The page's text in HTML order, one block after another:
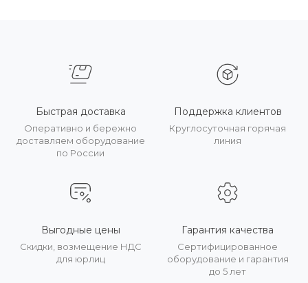
Быстрая доставка
Оперативно и бережно
доставляем оборудование
по России
Поддержка клиентов
Круглосуточная горячая
линия
Выгодные цены
Скидки, возмещение НДС
для юрлиц
Гарантия качества
Сертифицированное
оборудование и гарантия
до 5 лет